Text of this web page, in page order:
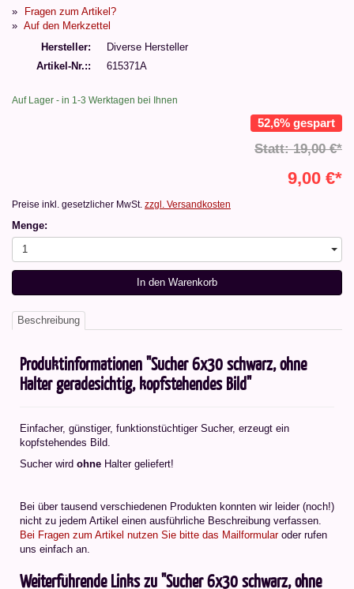
Fragen zum Artikel?
Auf den Merkzettel
Hersteller
Diverse Hersteller
Artikel-Nr.:
615371A
Auf Lager - in 1-3 Werktagen bei Ihnen
52,6% gespart
Statt: 19,00 €*
9,00 €*
Preise inkl. gesetzlicher MwSt. zzgl. Versandkosten
Menge:
1
In den Warenkorb
Beschreibung
Produktinformationen "Sucher 6x30 schwarz, ohne
Halter geradesichtig, kopfstehendes Bild"
Einfacher, günstiger, funktionstüchtiger Sucher, erzeugt ein
kopfstehendes Bild.
Sucher wird ohne Halter geliefert!
Bei über tausend verschiedenen Produkten konnten wir leider (noch!)
nicht zu jedem Artikel einen ausführliche Beschreibung verfassen.
Bei Fragen zum Artikel nutzen Sie bitte das Mailformularoder rufen
uns einfach an.
Weiterführende Links zu "Sucher 6x30 schwarz, ohne